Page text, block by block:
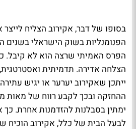
בסופו של דבר, אקירוב הצליח
הפנומנליות בשוק הישראלי בשנים
הפרס האמיתי שרצה הוא לא קיבל.
הצלחה אדירה. תדמיתית
ייתכן שאקירוב יערער או יגיש
ההחזקה ובכך לקבע רווח של מאות
ימתין בסבלנות להזדמנות אחרת.
לבעל הבית של כלל, אקירוב הוכיח